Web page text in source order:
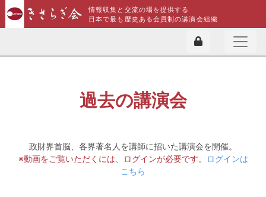
情報収集と交流の場を提供する
日本で最も歴史ある会員制の講演会組織
過去の講演会
政財界首脳、各界著名人を講師に招いた講演会を開催。
※動画をご覧いただくには、ログインが必要です。
ログインは
こちら